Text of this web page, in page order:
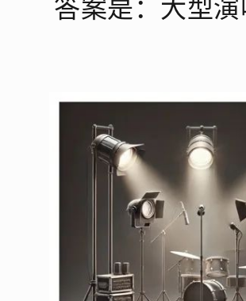
答案是：大型演